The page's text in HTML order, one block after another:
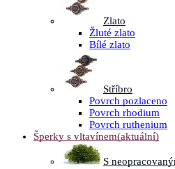
Zlato
Žluté zlato
Bílé zlato
Stříbro
Povrch pozlaceno
Povrch rhodium
Povrch ruthenium
Šperky s vltavínem(aktuální)
S